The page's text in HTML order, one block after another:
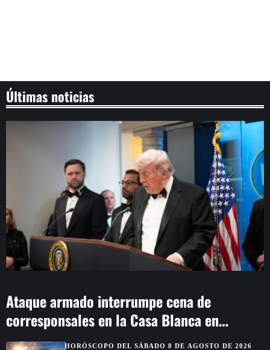
Últimas noticias
Ataque armado interrumpe cena de
corresponsales en la Casa Blanca en
WashingtonHORÓSCOPO DEL SÁBADO 8 DE AGOSTO DE 2026